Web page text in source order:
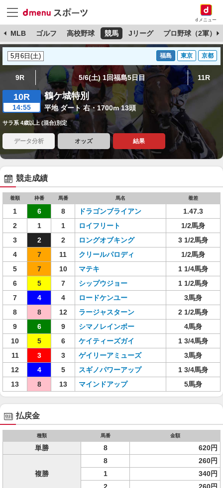
dメニュー
MLB ゴルフ 高校野球 競馬 Jリーグ プロ野球（2軍）
福島 東京 京都
9R 5/6(土) 1回福島5日目 11R
10R
14:55
鶴ケ城特別
平地 ダート 右・1700m 13頭
サラ系 4歳以上 (混合)別定
データ分析 オッズ 結果
競走成績
着順 枠番 馬番 馬名 着差
1 6 8 ドラゴンブライアン
1.47.3
2
1 1 ロイフリート
1/2馬身
3
2 2 ロングオブキング
3 1/2馬身
4
7 11 クリールパロディ
1/2馬身
5
7 10 マテキ
1 1/4馬身
6
5 7 シップウジョー
1 1/2馬身
7
4 4 ロードケンユー
3馬身
8
8 12 ラージャスターン
2 1/2馬身
9
6 9 シマノレインボー
4馬身
10
5 6 ケイティーズガイ
1 3/4馬身
11
3 3 ゲイリーアミューズ
3馬身
12
4 5 スギノパワーアップ
1 3/4馬身
13
8 13 マインドアップ 5馬身
払戻金
種類 馬番 金額
単勝 8 620円
複勝
8
260円
1
340円